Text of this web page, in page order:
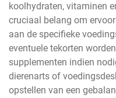
koolhydraten, vitaminen
cruciaal belang om
aan de specifieke
eventuele tekorten
supplementen indien
dierenarts of
opstellen van een